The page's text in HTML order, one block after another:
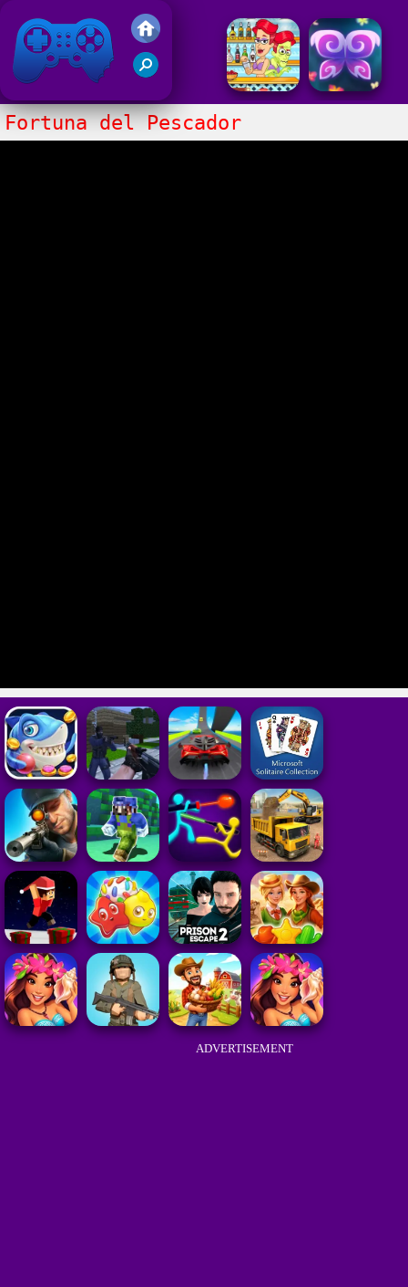
Juegos Friv 2017
Fortuna del Pescador
ADVERTISEMENT